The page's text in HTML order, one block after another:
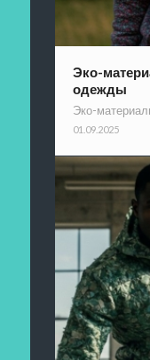
Эко-
одежды
Эко-
01.09.2025